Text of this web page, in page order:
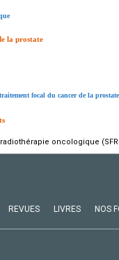
la prostate
focal du cancer de la
oncologique
REVUES LIVRES NOS